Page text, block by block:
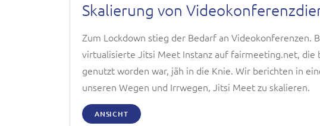
Skalierung von
Zum Lockdown stieg der Bedarf an Videokonferenzen.
virtualisierte Jitsi Meet Instanz auf fairmeeting.net, die
genutzt worden war, jäh in die Knie. Wir berichten in
unseren Wegen und Irrwegen, Jitsi Meet zu skalieren.
ANSICHT